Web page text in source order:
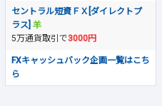
セントラル短資ＦＸ[ダイレクトプ
ラス]
5万通貨取引で3000円
FXキャッシュバック企画一覧はこち
ら